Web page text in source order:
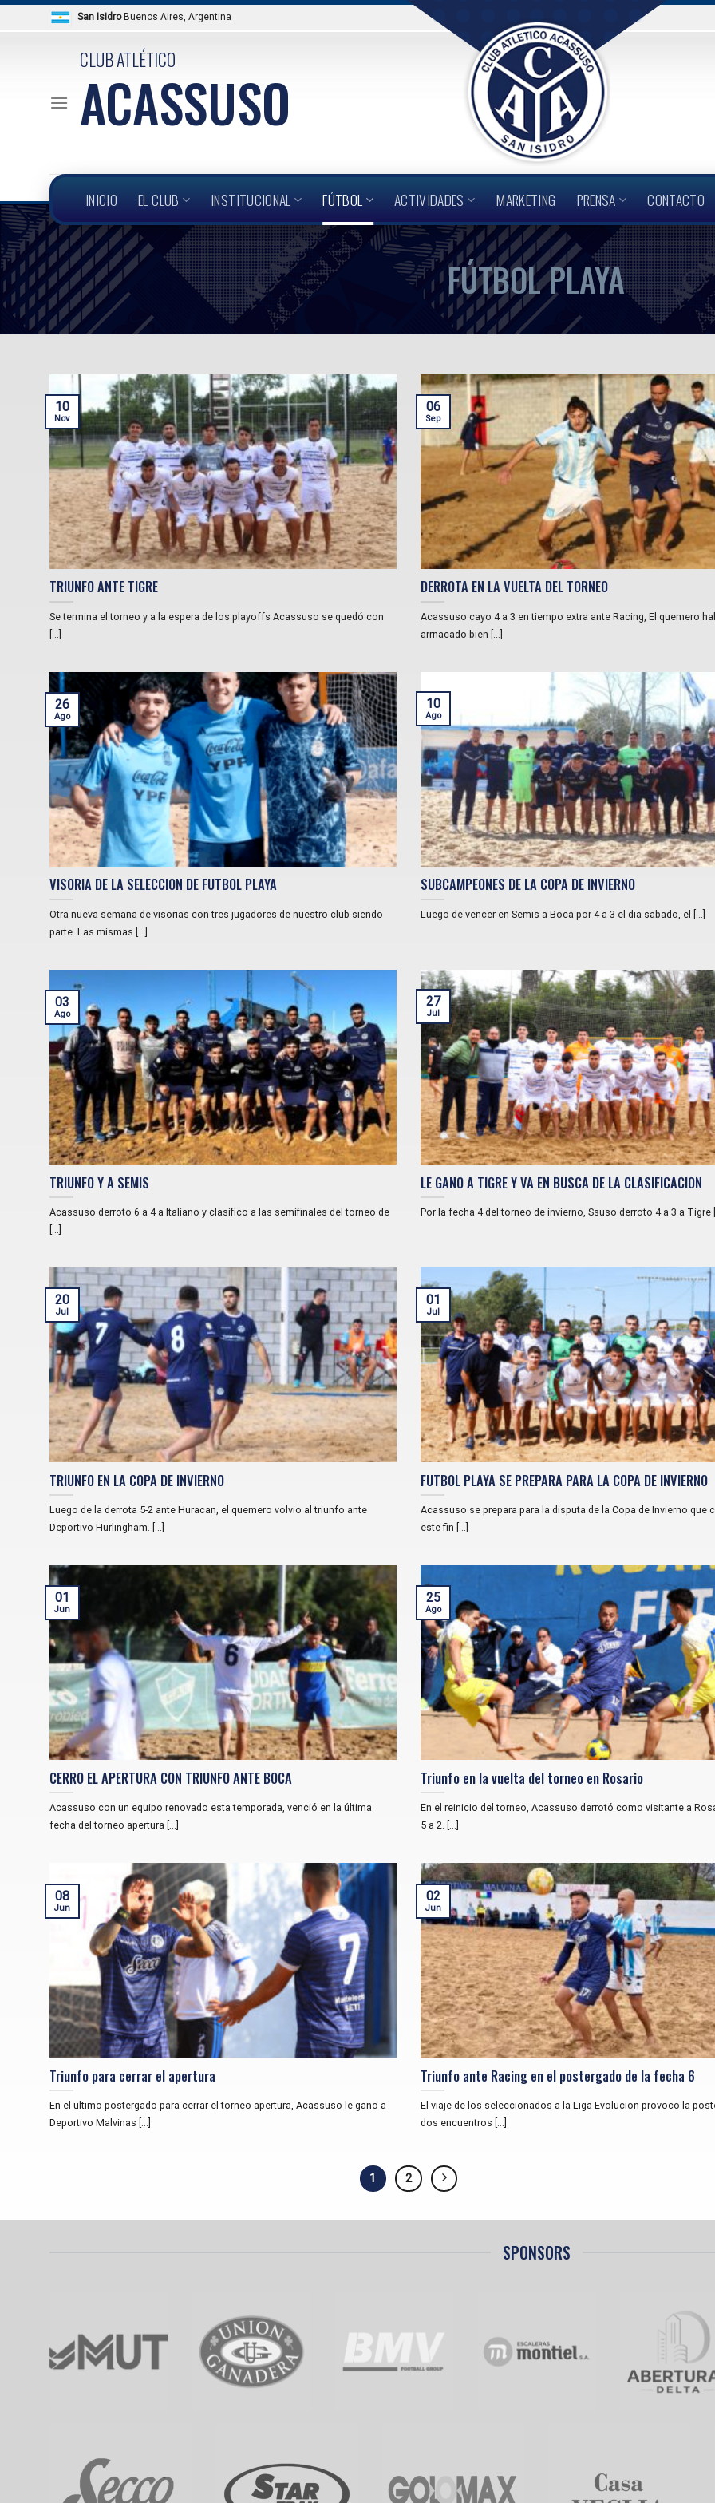
Skip
San IsidroBuenos Aires, Argentina
CLUB ATLÉTICO
ACASSUSO
INICIO EL CLUB INSTITUCIONAL FÚTBOL ACTIVIDADES MARKETING PRENSA CONTACTO
FÚTBOL PLAYA
TRIUNFO ANTE TIGRE
Se termina el torneo y a la espera de los playoffs Acassuso se quedó con
[...]
10
Nov
DERROTA EN LA VUELTA DEL TORNEO
Acassuso cayo 4 a 3 en tiempo extra ante Racing, El quemero
arrnacado bien [...]
06
Sep
VISORIA DE LA SELECCION DE FUTBOL PLAYA
Otra nueva semana de visorias con tres jugadores de nuestro club siendo
parte. Las mismas [...]
26
Ago
SUBCAMPEONES DE LA COPA DE INVIERNO
Luego de vencer en Semis a Boca por 4 a 3 el dia sabado, el [...]
10
Ago
TRIUNFO Y A SEMIS
Acassuso derroto 6 a 4 a Italiano y clasifico a las semifinales del torneo de
03
Ago
LE GANO A TIGRE Y VA EN BUSCA DE LA CLASIFICACION
Por la fecha 4 del torneo de invierno, Ssuso derroto 4 a 3 a Tigre
27
Jul
TRIUNFO EN LA COPA DE INVIERNO
Luego de la derrota 5-2 ante Huracan, el quemero volvio al triunfo ante
Deportivo Hurlingham. [...]
20
Jul
FUTBOL PLAYA SE PREPARA PARA LA COPA DE INVIERNO
Acassuso se prepara para la disputa de la Copa de Invierno que
este fin [...]
01
Jul
CERRO EL APERTURA CON TRIUNFO ANTE BOCA
Acassuso con un equipo renovado esta temporada, venció en la última
fecha del torneo apertura [...]
01
Jun
Triunfo en la vuelta del torneo en Rosario
En el reinicio del torneo, Acassuso derrotó como visitante a
5 a 2. [...]
25
Ago
Triunfo para cerrar el apertura
En el ultimo postergado para cerrar el torneo apertura, Acassuso le gano a
Deportivo Malvinas [...]
08
Jun
Triunfo ante Racing en el postergado de la fecha 6
El viaje de los seleccionados a la Liga Evolucion provoco la
dos encuentros [...]
02
Jun
1 2
SPONSORS